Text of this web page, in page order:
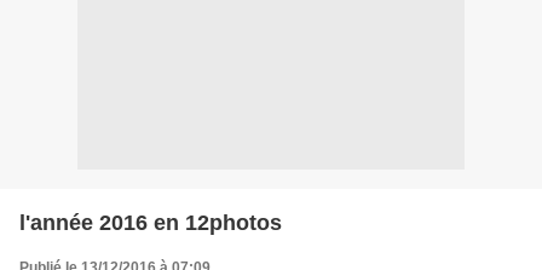
l'année 2016 en 12photos